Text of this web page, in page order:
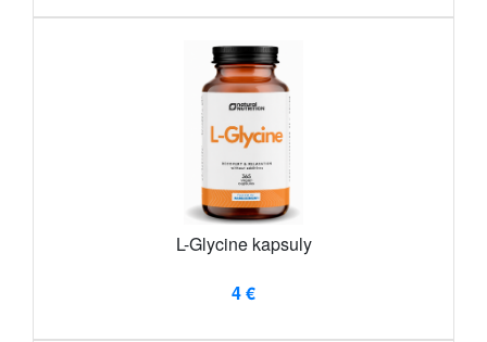
L-Glycine kapsuly
4 €